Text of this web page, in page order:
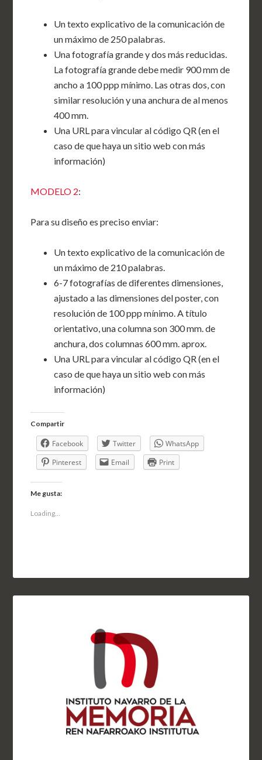
Un texto explicativo de la comunicación de
un máximo de 250 palabras.
Una fotografía grande y dos más reducidas.
La fotografía grande debe medir 900 mm de
ancho a 100 ppp mínimo. Las otras dos, con
similar resolución y una anchura de al menos
400 mm.
Una URL para vincular al código QR (en el
caso de que haya un sitio web con más
información)
MODELO 2:
Para su diseño es preciso enviar:
Un texto explicativo de la comunicación de
un máximo de 210 palabras.
6-7 fotografías de diferentes dimensiones,
ajustado a las dimensiones del poster, con
resolución de 100 ppp mínimo. A título
orientativo, una columna son 300 mm. de
anchura, dos columnas 600 mm. aprox.
Una URL para vincular al código QR (en el
caso de que haya un sitio web con más
información)
Compartir
Facebook Twitter
WhatsApp
Pinterest
Email Print
Me gusta:
Loading...